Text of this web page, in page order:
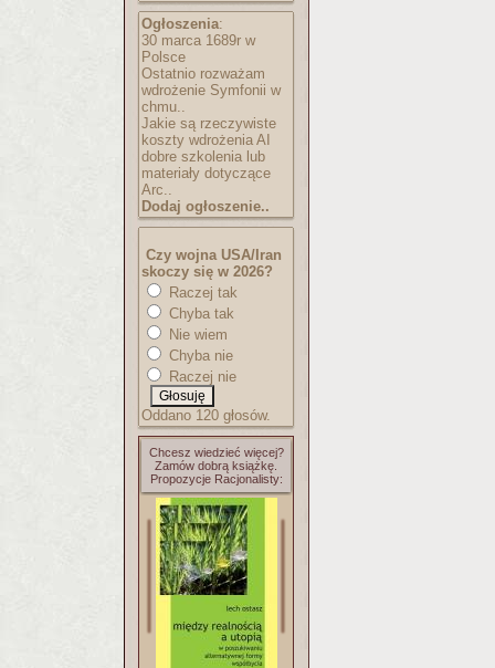
Ogłoszenia:
30 marca 1689r w
Polsce
Ostatnio rozważam
wdrożenie Symfonii w
chmu..
Jakie są rzeczywiste
koszty wdrożenia AI
dobre szkolenia lub
materiały dotyczące
Arc..
Dodaj ogłoszenie..
Czy wojna USA/Iran
skoczy się w 2026?
Raczej tak
Chyba tak
Nie wiem
Chyba nie
Raczej nie
Oddano 120 głosów.
Chcesz wiedzieć więcej?
Zamów dobrą książkę.
Propozycje Racjonalisty: